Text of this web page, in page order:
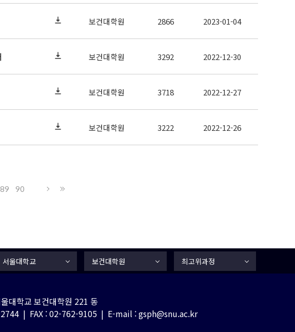
보건대학원 2866 2023-01-04
보건대학원 3292 2022-12-30
보건대학원 3718 2022-12-27
보건대학원 3222 2022-12-26
89 90
서울대학교 보건대학원 최고위과정
대학교 보건대학원 221 동
| FAX : 02-762-9105 | E-mail : gsph@snu.ac.kr